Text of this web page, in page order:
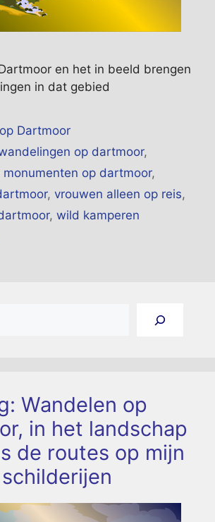
en het in beeld brengen
in dat gebied
Dartmoor
op dartmoor,
monumenten op dartmoor,
, vrouwen alleen op reis,
, wild kamperen
Wandelen op
in het landschap
de routes op mijn
schilderijen